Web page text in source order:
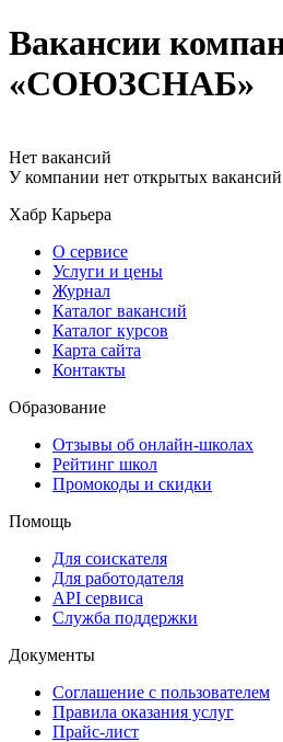
Вакансии
«СОЮЗСНАБ»
Нет вакансий
У компании нет открытых вакансий
Хабр Карьера
О сервисе
Услуги и цены
Журнал
Каталог вакансий
Каталог курсов
Карта сайта
Контакты
Образование
Отзывы об онлайн-школах
Рейтинг школ
Промокоды и скидки
Помощь
Для соискателя
Для работодателя
API сервиса
Служба поддержки
Документы
Соглашение с пользователем
Правила оказания услуг
Прайс-лист